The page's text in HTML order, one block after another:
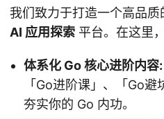
我们致力于打造一个高品质
AI 应用探索 平台。在这里
体系化 Go 核心进阶内容:
「Go进阶课」、「Go避
夯实你的 Go 内功。